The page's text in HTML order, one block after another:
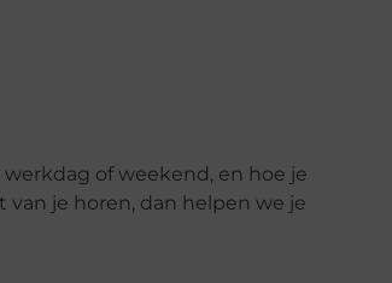
of weekend, en hoe je
van je horen, dan helpen we je